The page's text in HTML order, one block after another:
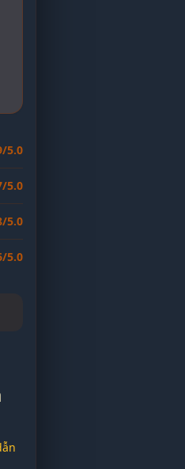
5.0
5.0
5.0
5.0